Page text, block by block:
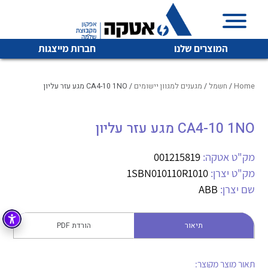
המוצרים שלנו חברות מייצגות
איכות | שרות | זמינות
והפצה של מוצרי
מיתוג, בקרה , ואינסטלציה חשמלית ופעילה ב7 תחומים:
חשמל
רובוטיקה ואוטומציה תעשייתית
Home
/ חשמל / מגענים למגוון יישומים / CA4-10 1NO מגע עזר עליון
CA4-10 1NO מגע עזר עליון
מק"ט אטקה: 001215819
מק"ט יצרן: 1SBN010110R1010
שם יצרן: ABB
תיאור הורדת PDF
תאור מוצר מקוצר: